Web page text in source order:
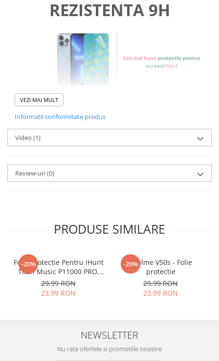
REZISTENTA 9H
Foliile noastre sunt
tu.
Materialul folosit in
esteNano Glass flexibil.
AcestagaranteazacaNU SE
SPARGE in mii de cioburi
ascutite si periculoase.
zgarieturi si spargere, ci si
INTARESTE ecranul!
Folia avand rezistenta 9H la
VEZI MAI MULT
Informatii conformitate produs
Video (1)
Review-uri(0)
PRODUSE SIMILARE
-20%
Folie Protectie Pentru iHunt
Titan Music P11000 PRO,
VDOO
29,99 RON
23,99 RON
-20%
Realme V50s - Folie
protectie
29,99 RON
23,99 RON
NEWSLETTER
Nu rata ofertele si promotiile noastre